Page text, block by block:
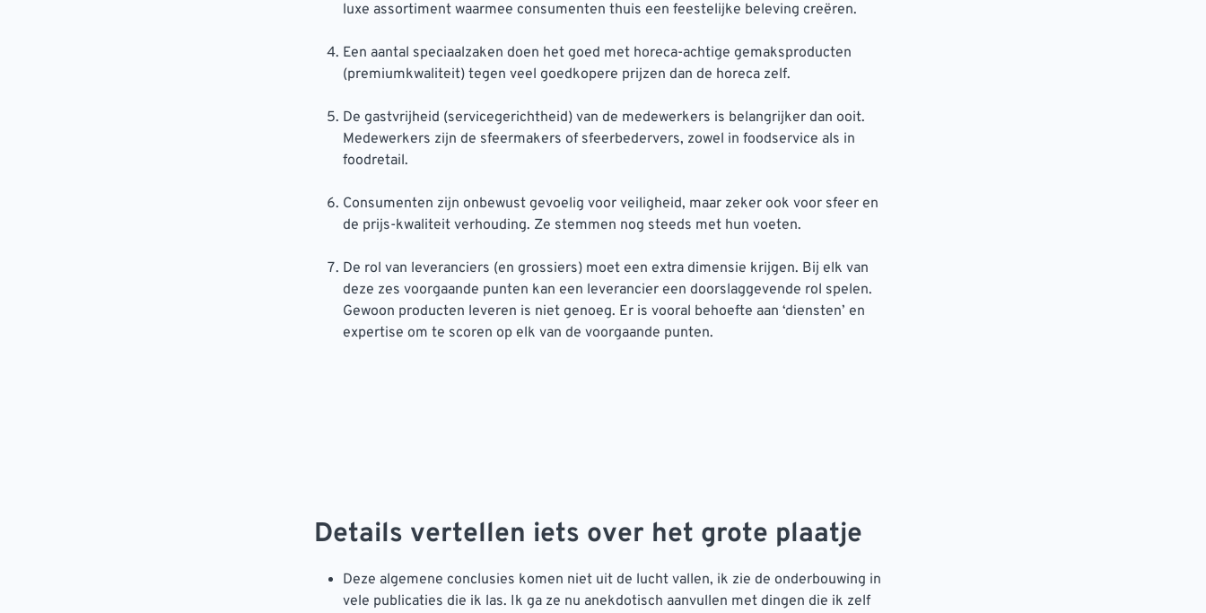
luxe assortiment waarmee consumenten thuis een feestelijke beleving creëren.
Een aantal speciaalzaken doen het goed met horeca-achtige gemaksproducten
(premiumkwaliteit) tegen veel goedkopere prijzen dan de horeca zelf.
De gastvrijheid (servicegerichtheid) van de medewerkers is belangrijker dan ooit.
Medewerkers zijn de sfeermakers of sfeerbedervers, zowel in foodservice als in
foodretail.
Consumenten zijn onbewust gevoelig voor veiligheid, maar zeker ook voor sfeer en
de prijs-kwaliteit verhouding. Ze stemmen nog steeds met hun voeten.
De rol van leveranciers (en grossiers) moet een extra dimensie krijgen. Bij elk van
deze zes voorgaande punten kan een leverancier een doorslaggevende rol spelen.
Gewoon producten leveren is niet genoeg. Er is vooral behoefte aan ‘diensten’ en
expertise om te scoren op elk van de voorgaande punten.
Details vertellen iets over het grote plaatje
Deze algemene conclusies komen niet uit de lucht vallen, ik zie de onderbouwing in
vele publicaties die ik las. Ik ga ze nu anekdotisch aanvullen met dingen die ik zelf